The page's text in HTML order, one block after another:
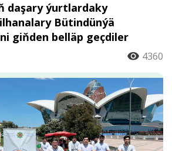
daşary ýurtlardaky
Bütindünýä
giňden belläp geçdiler
4360